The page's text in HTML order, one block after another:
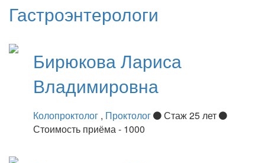
Гастроэнтерологи
БирюковаЛариса
Владимировна
Колопроктолог , Проктолог
Стаж 25 лет
Стоимость приёма - 1000